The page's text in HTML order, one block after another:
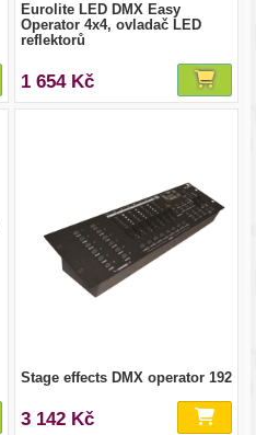
Eurolite LED DMX Easy
Operator 4x4, ovladač LED
reflektorů
1 654 Kč
Stage effects DMX operator 192
3 142 Kč